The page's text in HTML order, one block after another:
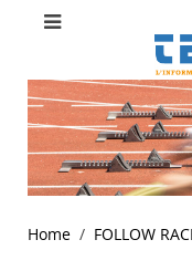
Home FOLLOW